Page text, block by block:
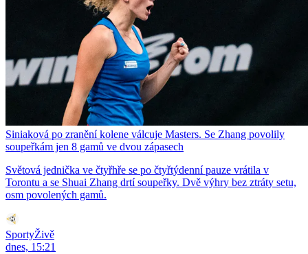
Siniaková po zranění kolene válcuje Masters. Se Zhang povolily
soupeřkám jen 8 gamů ve dvou zápasech
Světová jednička ve čtyřhře se po čtyřtýdenní pauze vrátila v
Torontu a se Shuai Zhang drtí soupeřky. Dvě výhry bez ztráty setu,
osm povolených gamů.
SportyŽivě
dnes, 15:21